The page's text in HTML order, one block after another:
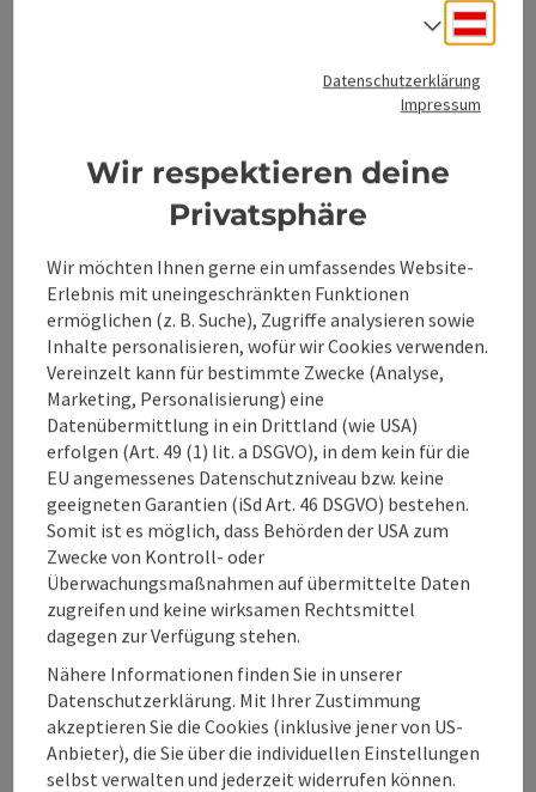
Sind Hunde in
360° Alpenland
erlaubt?
Kannst du
Unterkünfte im
360° Alpenland
direkt buchen?
Warum solltest
du deine
Unterkunft im
360° Alpenland
frühzeitig
buchen?
Datenschutzerklärung
Impressum
Wir respektieren deine
Privatsphäre
Wir möchten Ihnen gerne ein umfassendes Website-
Erlebnis mit uneingeschränkten Funktionen
ermöglichen (z. B. Suche), Zugriffe analysieren sowie
Inhalte personalisieren, wofür wir Cookies verwenden.
Vereinzelt kann für bestimmte Zwecke (Analyse,
Marketing, Personalisierung) eine
Datenübermittlung in ein Drittland (wie USA)
erfolgen (Art. 49 (1) lit. a DSGVO), in dem kein für die
EU angemessenes Datenschutzniveau bzw. keine
geeigneten Garantien (iSd Art. 46 DSGVO) bestehen.
Somit ist es möglich, dass Behörden der USA zum
Zwecke von Kontroll- oder
Überwachungsmaßnahmen auf übermittelte Daten
zugreifen und keine wirksamen Rechtsmittel
dagegen zur Verfügung stehen.
Nähere Informationen finden Sie in unserer
Datenschutzerklärung. Mit Ihrer Zustimmung
akzeptieren Sie die Cookies (inklusive jener von US-
Anbieter), die Sie über die individuellen Einstellungen
selbst verwalten und jederzeit widerrufen können.